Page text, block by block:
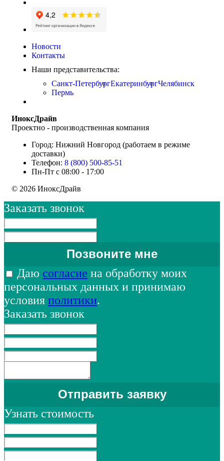
Новости
Контакты
Наши представительства:
Санкт-ПетербургЕкатеринбургЧелябинск
Пермь
ИноксДрайв
Проектно - производственная компания
Город: Нижний Новгород (работаем в режиме
доставки)
Телефон: 8 (800) 500-85-51
Пн-Пт с 08:00 - 17:00
© 2026 ИноксДрайв
Заказать звонок
Даю согласие на обработку моих
персональных данных и принимаю
условия политики.
Заказать звонок
Узнать стоимость